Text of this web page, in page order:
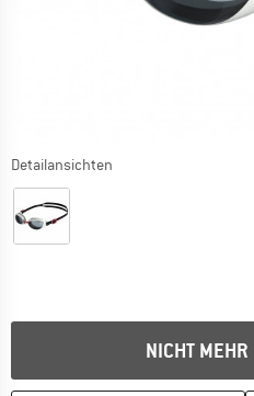
Detailansichten
NICHT